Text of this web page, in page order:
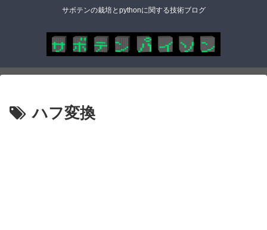
サボテンの栽培とpythonに関する技術ブログ
ハフ変換